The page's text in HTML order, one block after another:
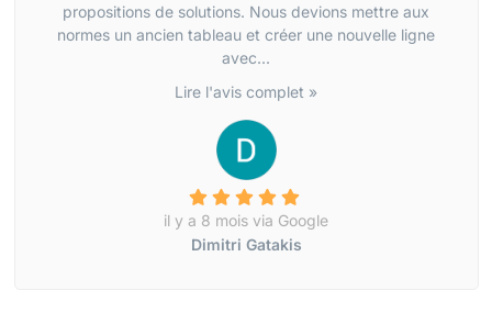
propositions de solutions. Nous devions mettre aux
normes un ancien tableau et créer une nouvelle ligne
avec...
Lire l'avis complet »
il y a 8 mois via Google
Dimitri Gatakis